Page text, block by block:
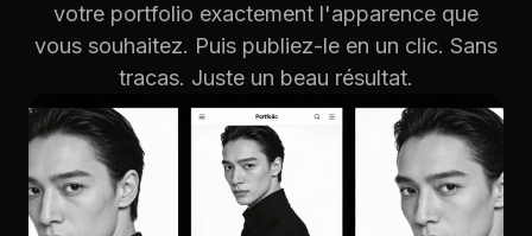
votre portfolio exactement l'apparence que
vous souhaitez. Puis publiez-le en un clic. Sans
tracas. Juste un beau résultat.